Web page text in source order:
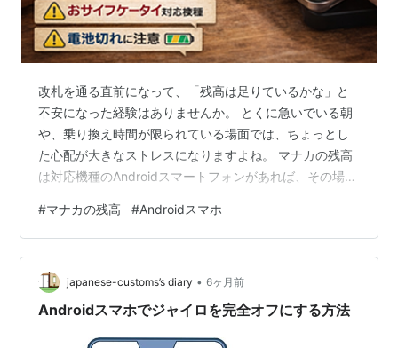
改札を通る直前になって、「残高は足りているかな」と
不安になった経験はありませんか。 とくに急いでいる朝
や、乗り換え時間が限られている場面では、ちょっとし
た心配が大きなストレスになりますよね。 マナカの残高
は対応機種のAndroidスマートフォンがあれば、その場で
カードをスマートフォンにかざすだけで情報を読み取れ
るため、駅の券売機に並ぶ必要もありません。 外出前や
移動中でも手軽に確認できるのが特徴です。 ただし、ひ
とつ押さえておきたいポイントがあります。 現時点で
は、Android端末にマナカを登録して、そのまま改札を通
#マナカの残高 #Androidスマホ
japanese-customs’s diary • 6ヶ月前
Androidスマホでジャイロを完全オフにする方法